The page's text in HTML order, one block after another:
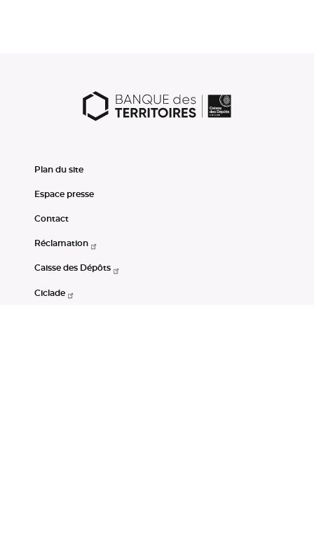
Plan du site
Espace presse
Contact
Réclamation
Caisse des Dépôts
Ciclade